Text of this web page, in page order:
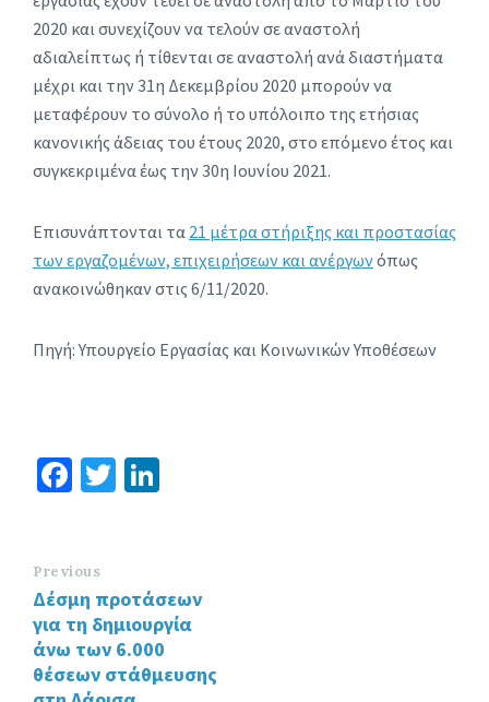
2020 και συνεχίζουν να τελούν σε αναστολή
αδιαλείπτως ή τίθενται σε αναστολή ανά διαστήματα
μέχρι και την 31η Δεκεμβρίου 2020 μπορούν να
μεταφέρουν το σύνολο ή το υπόλοιπο της ετήσιας
κανονικής άδειας του έτους 2020, στο επόμενο έτος και
συγκεκριμένα έως την 30η Ιουνίου 2021.
Επισυνάπτονται τα 21 μέτρα στήριξης και προστασίας
των εργαζομένων, επιχειρήσεων και ανέργωνόπως
ανακοινώθηκαν στις 6/11/2020.
Πηγή: Υπουργείο Εργασίας και Κοινωνικών Υποθέσεων
Fa
o
o
k
T
n
Previous
Δέσμη προτάσεων
για τη δημιουργία
άνω των 6.000
θέσεων στάθμευσης